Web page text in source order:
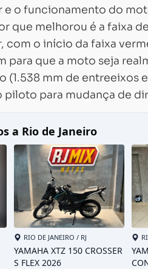
e o funcionamento do
que melhorou é a faixa
com o início da faixa
para que a moto seja
(1.538 mm de
para mudança de